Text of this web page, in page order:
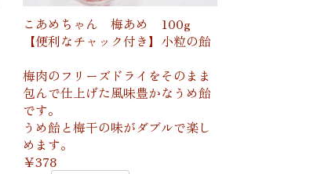
こあめちゃん 梅あめ 100g
【便利なチャック付き】小粒の飴
梅肉のフリーズドライをそのまま
包んで仕上げた風味豊かなうめ飴
です。
うめ飴と梅干の味がダブルで楽し
めます。
￥378